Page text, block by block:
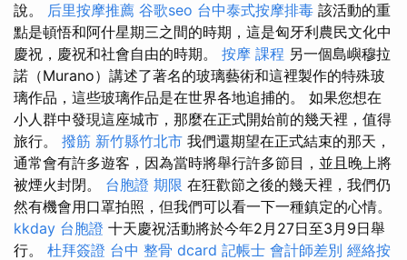
說。 后里按摩推薦 谷歌seo 台中泰式按摩排毒 該活動的重
點是頓悟和阿什星期三之間的時期，這是匈牙利農民文化中
慶祝，慶祝和社會自由的時期。 按摩 課程 另一個島嶼穆拉
諾（Murano）講述了著名的玻璃藝術和這裡製作的特殊玻
璃作品，這些玻璃作品是在世界各地追捕的。 如果您想在
小人群中發現這座城市，那麼在正式開始前的幾天裡，值得
旅行。 撥筋 新竹縣竹北市 我們還期望在正式結束的那天，
通常會有許多遊客，因為當時將舉行許多節目，並且晚上將
被煙火封閉。 台胞證 期限 在狂歡節之後的幾天裡，我們仍
然有機會用口罩拍照，但我們可以看一下一種鎮定的心情。
kkday 台胞證 十天慶祝活動將於今年2月27日至3月9日舉
行。 杜拜簽證 台中 整骨 dcard 記帳士 會計師差別 經絡按